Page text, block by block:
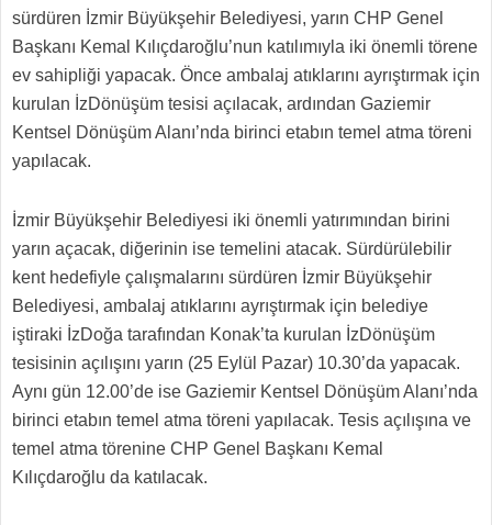
sürdüren İzmir Büyükşehir Belediyesi, yarın CHP Genel
Başkanı Kemal Kılıçdaroğlu’nun katılımıyla iki önemli törene
ev sahipliği yapacak. Önce ambalaj atıklarını ayrıştırmak için
kurulan İzDönüşüm tesisi açılacak, ardından Gaziemir
Kentsel Dönüşüm Alanı’nda birinci etabın temel atma töreni
yapılacak.
İzmir Büyükşehir Belediyesi iki önemli yatırımından birini
yarın açacak, diğerinin ise temelini atacak. Sürdürülebilir
kent hedefiyle çalışmalarını sürdüren İzmir Büyükşehir
Belediyesi, ambalaj atıklarını ayrıştırmak için belediye
iştiraki İzDoğa tarafından Konak’ta kurulan İzDönüşüm
tesisinin açılışını yarın (25 Eylül Pazar) 10.30’da yapacak.
Aynı gün 12.00’de ise Gaziemir Kentsel Dönüşüm Alanı’nda
birinci etabın temel atma töreni yapılacak. Tesis açılışına ve
temel atma törenine CHP Genel Başkanı Kemal
Kılıçdaroğlu da katılacak.